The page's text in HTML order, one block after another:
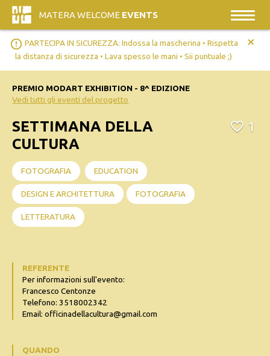
MATERA WELCOME EVENTS
error_outline PARTECIPA IN SICUREZZA: Indossa la mascherina • Rispetta
la distanza di sicurezza • Lava spesso le mani • Sii puntuale ;)
+
PREMIO MODART EXHIBITION - 8^ EDIZIONE
Vedi tutti gli eventi del progetto
SETTIMANA DELLA
CULTURA
1
FOTOGRAFIA EDUCATION
DESIGN E ARCHITETTURA FOTOGRAFIA
LETTERATURA
REFERENTE
Per informazioni sull'evento:
Francesco Centonze
Telefono: 3518002342
Email: officinadellacultura@gmail.com
QUANDO